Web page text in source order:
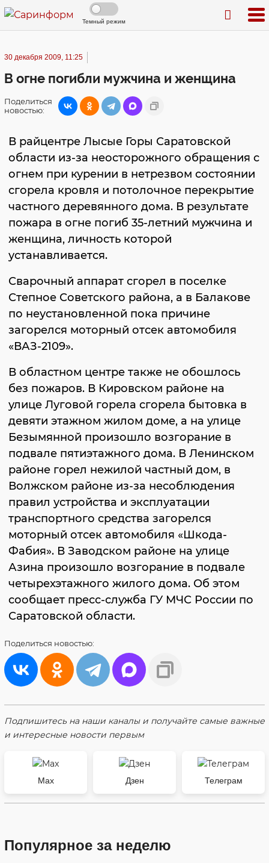
Темный режим
30 декабря 2009, 11:25
В огне погибли мужчина и женщина
Поделиться
новостью:
В райцентре Лысые Горы Саратовской
области из-за неосторожного обращения с
огнем при курении в нетрезвом состоянии
сгорела кровля и потолочное перекрытие
частного деревянного дома. В результате
пожара в огне погиб 35-летний мужчина и
женщина, личность которой
устанавливается.
Сварочный аппарат сгорел в поселке
Степное Советского района, а в Балакове
по неустановленной пока причине
загорелся моторный отсек автомобиля
«ВАЗ-2109».
В областном центре также не обошлось
без пожаров. В Кировском районе на
улице Луговой горела сгорела бытовка в
девяти этажном жилом доме, а на улице
Безымянной произошло возгорание в
подвале пятиэтажного дома. В Ленинском
районе горел нежилой частный дом, в
Волжском районе из-за несоблюдения
правил устройства и эксплуатации
транспортного средства загорелся
моторный отсек автомобиля «Шкода-
Фабия». В Заводском районе на улице
Азина произошло возгорание в подвале
четырехэтажного жилого дома. Об этом
сообщает пресс-служба ГУ МЧС России по
Саратовской области.
Поделиться новостью:
Подпишитесь на наши каналы и получайте самые важные
и интересные новости первым
Max Дзен Телеграм
Популярное за неделю